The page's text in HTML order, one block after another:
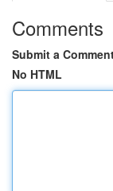
Comments
Submit a
No HTML